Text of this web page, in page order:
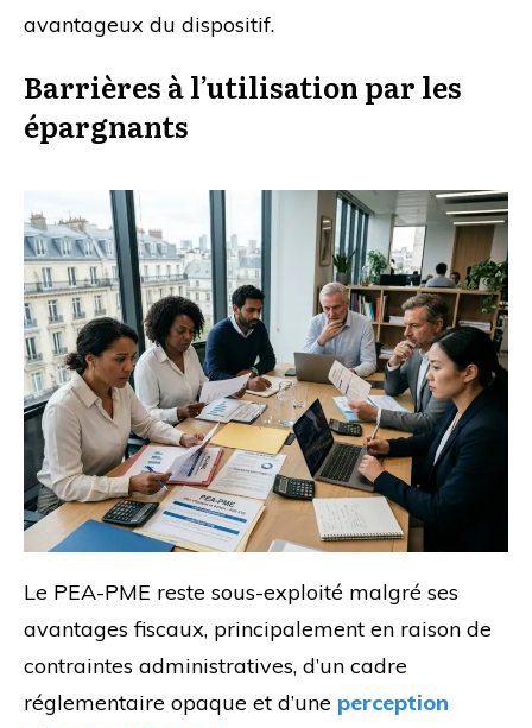
avantageux du dispositif.
Barrières à l’utilisation par les
épargnants
Le PEA-PME reste sous-exploité malgré ses
avantages fiscaux, principalement en raison de
contraintes administratives, d’un cadre
réglementaire opaque et d’une perception